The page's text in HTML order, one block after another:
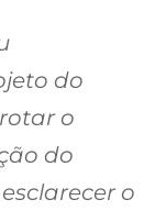
do
o
do
o